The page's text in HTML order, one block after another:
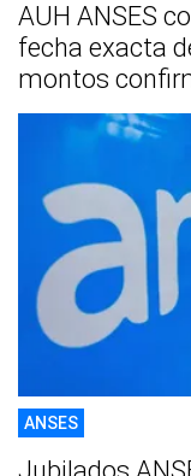
AUH ANSES
fecha exacta
montos
ANSES